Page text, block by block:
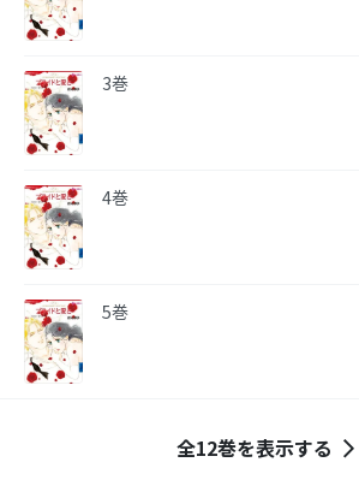
3巻
4巻
5巻
全12巻を表示する